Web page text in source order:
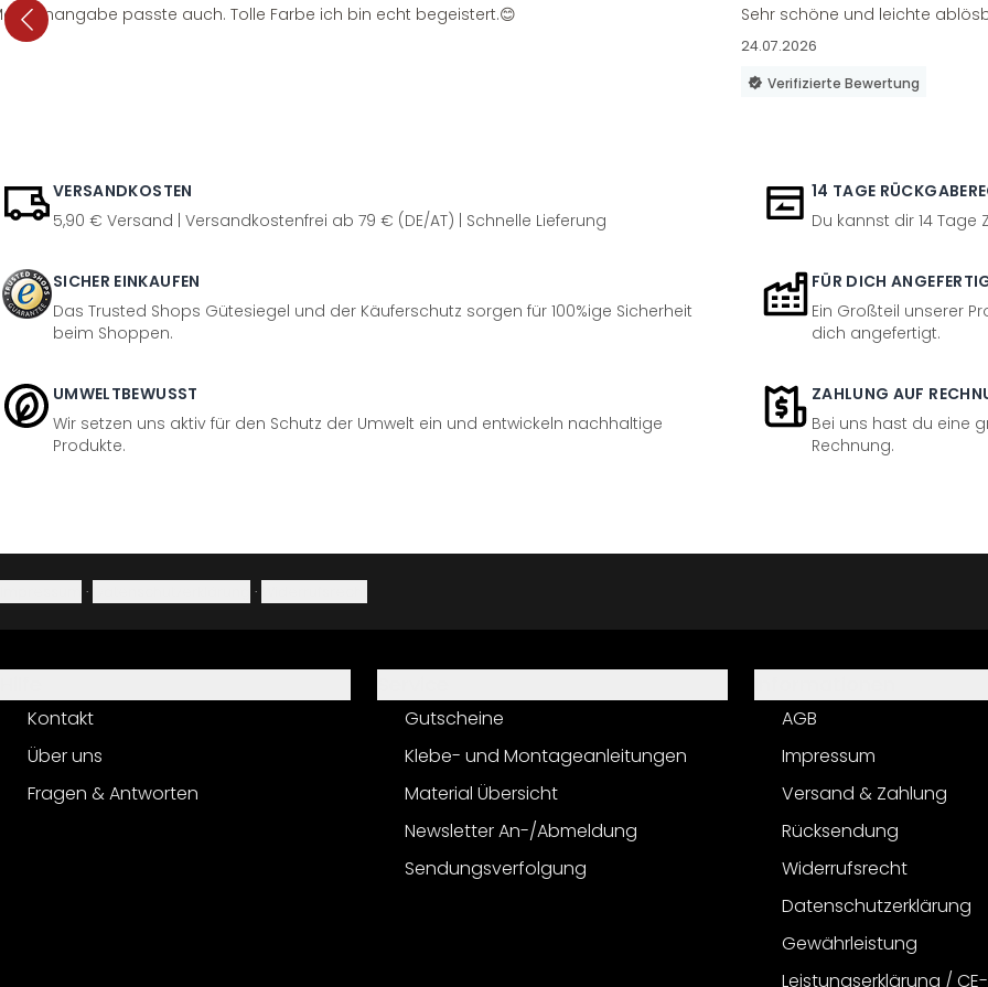
passte auch. Tolle Farbe ich bin echt begeistert.😊 Sehr schöne und leichte
24.07.2026
Verifizierte Bewertung
VERSANDKOSTEN
5,90 € Versand | Versandkostenfrei ab 79 € (DE/AT) | Schnelle Lieferung
14 TAGE
Du kannst dir 14
SICHER EINKAUFEN
Das Trusted Shops Gütesiegel und der Käuferschutz sorgen für 100%ige Sicherheit
beim Shoppen.
FÜR DICH
Ein Großteil unserer
dich angefertigt.
UMWELTBEWUSST
Wir setzen uns aktiv für den Schutz der Umwelt ein und entwickeln nachhaltige
Produkte.
ZAHLUNG AUF
Bei uns hast du eine
Rechnung.
· ·
Kontakt
Über uns
Fragen & Antworten
Gutscheine
Klebe- und Montageanleitungen
Material Übersicht
Newsletter An-/Abmeldung
Sendungsverfolgung
AGB
Impressum
Versand & Zahlung
Rücksendung
Widerrufsrecht
Datenschutzerklärung
Gewährleistung
Leistungserklärung /